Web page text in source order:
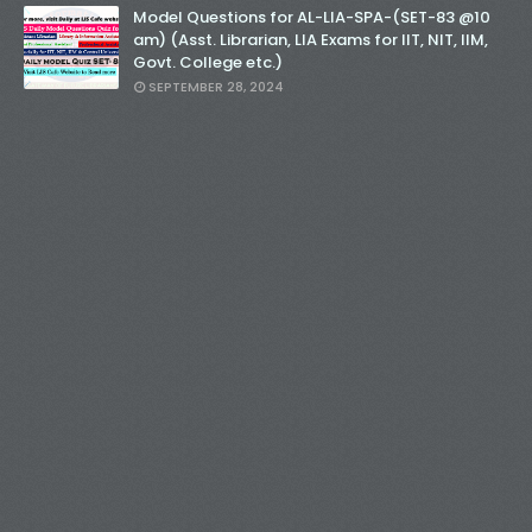
Model Questions for AL-LIA-SPA-(SET-83 @10
am) (Asst. Librarian, LIA Exams for IIT, NIT, IIM,
Govt. College etc.)
SEPTEMBER 28, 2024